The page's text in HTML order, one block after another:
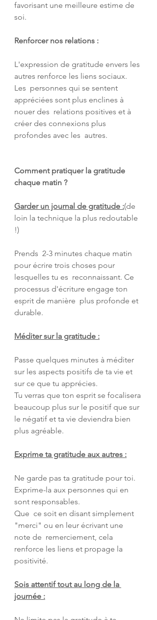
favorisant une meilleure estime de
soi.
Renforcer nos relations :
L'expression de gratitude envers les
autres renforce les liens sociaux.
Les  personnes qui se sentent
appréciées sont plus enclines à
nouer des  relations positives et à
créer des connexions plus
profondes avec les  autres.
Comment pratiquer la gratitude
chaque matin ?
Garder un journal de gratitude :(de
loin la technique la plus redoutable
!)
Prends  2-3 minutes chaque matin
pour écrire trois choses pour
lesquelles tu es  reconnaissant. Ce
processus d'écriture engage ton
esprit de manière  plus profonde et
durable.
Méditer sur la gratitude :
Passe quelques minutes à méditer
sur les aspects positifs de ta vie et
sur ce que tu apprécies.
Tu verras que ton esprit se focalisera
beaucoup plus sur le positif que sur
le négatif et ta vie deviendra bien
plus agréable.
Exprime ta gratitude aux autres :
Ne garde pas ta gratitude pour toi.
Exprime-la aux personnes qui en
sont responsables.
Que  ce soit en disant simplement
"merci" ou en leur écrivant une
note de  remerciement, cela
renforce les liens et propage la
positivité.
Sois attentif tout au long de la
journée :